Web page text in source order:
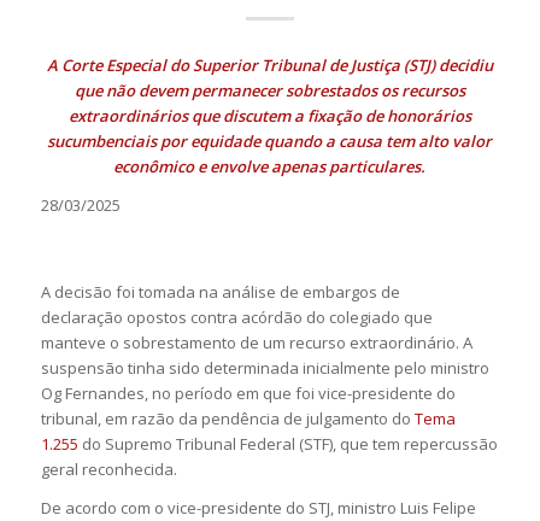
A Corte Especial do Superior Tribunal de Justiça (STJ) decidiu
que não devem permanecer sobrestados os recursos
extraordinários que discutem a fixação de honorários
sucumbenciais por equidade quando a causa tem alto valor
econômico e envolve apenas particulares.
28/03/2025
A decisão foi tomada na análise de embargos de
declaração opostos contra acórdão do colegiado que
manteve o sobrestamento de um recurso extraordinário. A
suspensão tinha sido determinada inicialmente pelo ministro
Og Fernandes, no período em que foi vice-presidente do
tribunal, em razão da pendência de julgamento do Tema
1.255 do Supremo Tribunal Federal (STF), que tem repercussão
geral reconhecida.
De acordo com o vice-presidente do STJ, ministro Luis Felipe